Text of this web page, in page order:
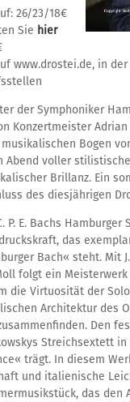
26/23/18€
Sie hier
www.drostei.de, in
der Symphoniker
Konzertmeister
Bogen
Abend voller
Brillanz. Ein
des diesjährigen
P. E. Bachs Hamburger
das
Bach« steht. Mit
folgt ein Meisterwerk
die Virtuosität der
Architektur des
Den
Streichsextett
trägt. In diesem
und italienische
das den